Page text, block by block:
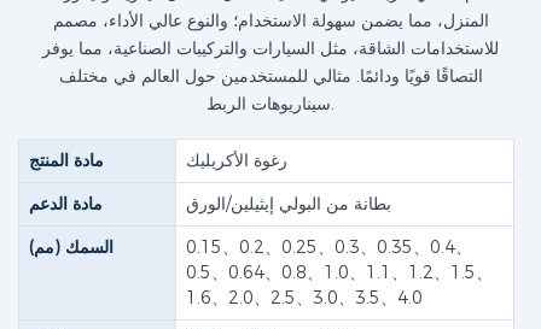
المنزل، مما يضمن سهولة الاستخدام؛ والنوع عالي الأداء، مصمم
للاستخدامات الشاقة، مثل السيارات والتركيبات الصناعية، مما يوفر
التصاقًا قويًا ودائمًا. مثالي للمستخدمين حول العالم في مختلف
سيناريوهات الربط.
مادة المنتج
رغوة الأكريليك
مادة الدعم
بطانة من البولي إيثيلين/الورق
السمك (مم)
0.15、0.2、0.25、0.3、0.35、0.4、
0.5、0.64、0.8、1.0、1.1、1.2、1.5、
1.6、2.0、2.5、3.0、3.5、4.0